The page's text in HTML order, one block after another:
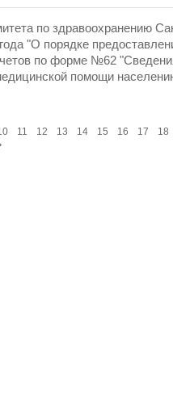
по здравоохранению
"О порядке
по форме №62
помощи
11 12 13 14 15 16 17
18